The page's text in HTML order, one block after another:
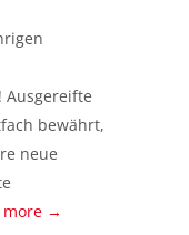
Ausgereifte
bewährt,
neue
more →